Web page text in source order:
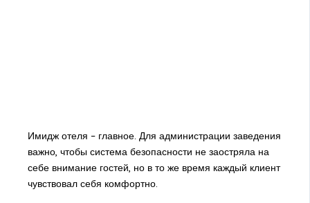
Имидж отеля – главное. Для администрации заведения
важно, чтобы система безопасности не заостряла на
себе внимание гостей, но в то же время каждый клиент
чувствовал себя комфортно.